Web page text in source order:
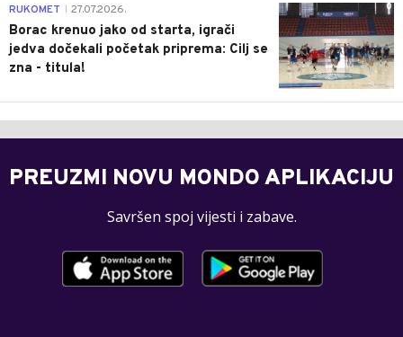
0
RUKOMET 27.07.2026.
Borac krenuo jako od starta, igrači
jedva dočekali početak priprema: Cilj se
zna - titula!
PREUZMI NOVU MONDO APLIKACIJU
Savršen spoj vijesti i zabave.